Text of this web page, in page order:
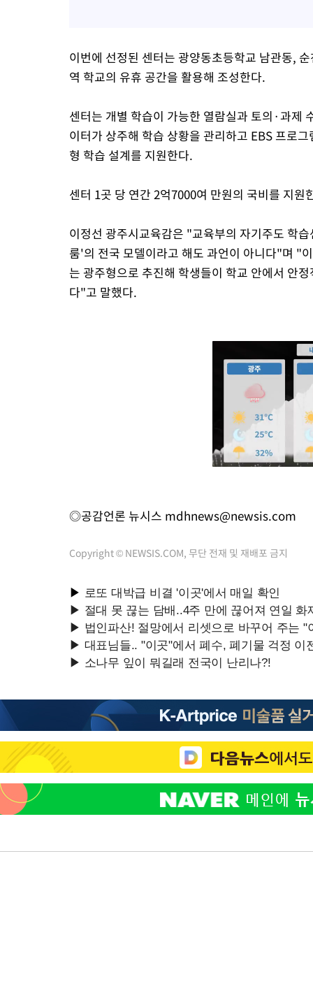
이번에 선정된 센터는 광양동초등학교 남관동,
역 학교의 유휴 공간을 활용해 조성한다.
센터는 개별 학습이 가능한 열람실과 토의·과제
이터가 상주해 학습 상황을 관리하고 EBS 프로
형 학습 설계를 지원한다.
센터 1곳 당 연간 2억7000여 만원의 국비를 지원
이정선 광주시교육감은 "교육부의 자기주도 학
룸'의 전국 모델이라고 해도 과언이 아니다"며 "
는 광주형으로 추진해 학생들이 학교 안에서 안
다"고 말했다.
◎공감언론 뉴시스 mdhnews@newsis.com
Copyright © NEWSIS.COM, 무단 전재 및 재배포 금지